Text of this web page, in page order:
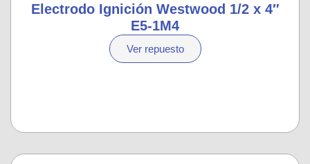
Electrodo Ignición Westwood 1/2 x 4″
E5-1M4
Ver repuesto